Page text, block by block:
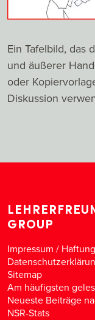
Ein Tafelbild, das
und äußerer
oder
Diskussion
GROUP
Impressum /
Sitemap
Am häufigsten
Neueste Beiträge
NSR-Stats